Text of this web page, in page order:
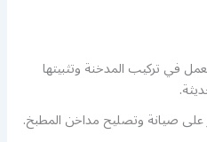
في تركيب المدخنة وتثبيتها
صيانة وتصليح مداخن المطبخ.